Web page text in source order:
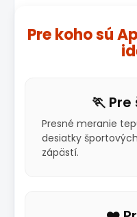
Pre koho sú
🏃
Presné meranie
desiatky
zápästí.